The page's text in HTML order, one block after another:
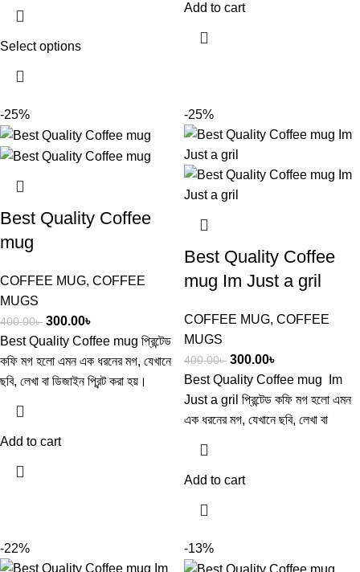
Select options
Add to cart
-25%
Best Quality Coffee
mug
COFFEE MUG, COFFEE
MUGS
400.00৳ 300.00৳
Best Quality Coffee mug ​প্রিন্টেড
কফি মগ হলো এমন এক ধরনের মগ, যেখানে
ছবি, লেখা বা ডিজাইন প্রিন্ট করা হয়।
Add to cart
-25%
Best Quality Coffee
mug Im Just a gril
COFFEE MUG, COFFEE
MUGS
400.00৳ 300.00৳
Best Quality Coffee mug Im
Just a gril ​প্রিন্টেড কফি মগ হলো এমন
এক ধরনের মগ, যেখানে ছবি, লেখা বা
Add to cart
-22% -13%